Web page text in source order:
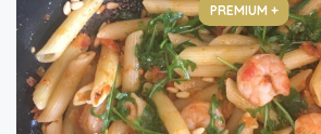
PREMIUM +